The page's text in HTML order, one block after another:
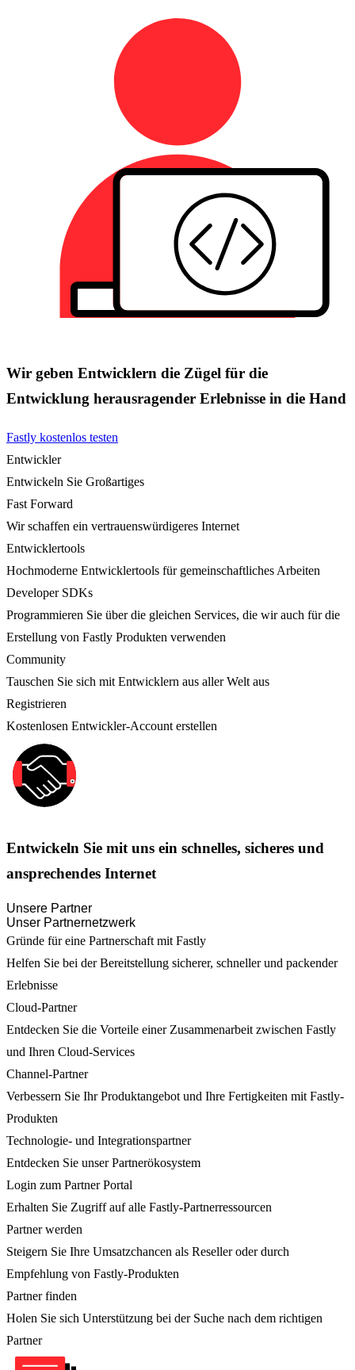
Wir geben Entwicklern die Zügel für die
Entwicklung herausragender Erlebnisse in die Hand
Fastly kostenlos testen
Entwickler
Entwickeln Sie Großartiges
Fast Forward
Wir schaffen ein vertrauenswürdigeres Internet
Entwicklertools
Hochmoderne Entwicklertools für gemeinschaftliches Arbeiten
Developer SDKs
Programmieren Sie über die gleichen Services, die wir auch für die
Erstellung von Fastly Produkten verwenden
Community
Tauschen Sie sich mit Entwicklern aus aller Welt aus
Registrieren
Kostenlosen Entwickler-Account erstellen
Entwickeln Sie mit uns ein schnelles, sicheres und
ansprechendes Internet
Unsere Partner
Unser Partnernetzwerk
Gründe für eine Partnerschaft mit Fastly
Helfen Sie bei der Bereitstellung sicherer, schneller und packender
Erlebnisse
Cloud-Partner
Entdecken Sie die Vorteile einer Zusammenarbeit zwischen Fastly
und Ihren Cloud-Services
Channel-Partner
Verbessern Sie Ihr Produktangebot und Ihre Fertigkeiten mit Fastly-
Produkten
Technologie- und Integrationspartner
Entdecken Sie unser Partnerökosystem
Login zum Partner Portal
Erhalten Sie Zugriff auf alle Fastly-Partnerressourcen
Partner werden
Steigern Sie Ihre Umsatzchancen als Reseller oder durch
Empfehlung von Fastly-Produkten
Partner finden
Holen Sie sich Unterstützung bei der Suche nach dem richtigen
Partner